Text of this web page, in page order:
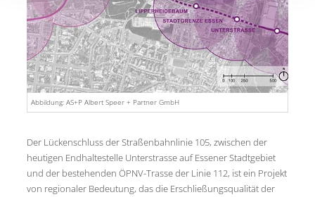
Abbildung: AS+P Albert Speer + Partner GmbH
Der Lückenschluss der Straßenbahnlinie 105, zwischen der
heutigen Endhaltestelle Unterstrasse auf Essener Stadtgebiet
und der bestehenden ÖPNV-Trasse der Linie 112, ist ein Projekt
von regionaler Bedeutung, das die Erschließungsqualität der